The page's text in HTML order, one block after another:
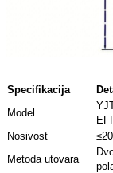
Specifikacija
Model
Nosivost
Metoda utovara